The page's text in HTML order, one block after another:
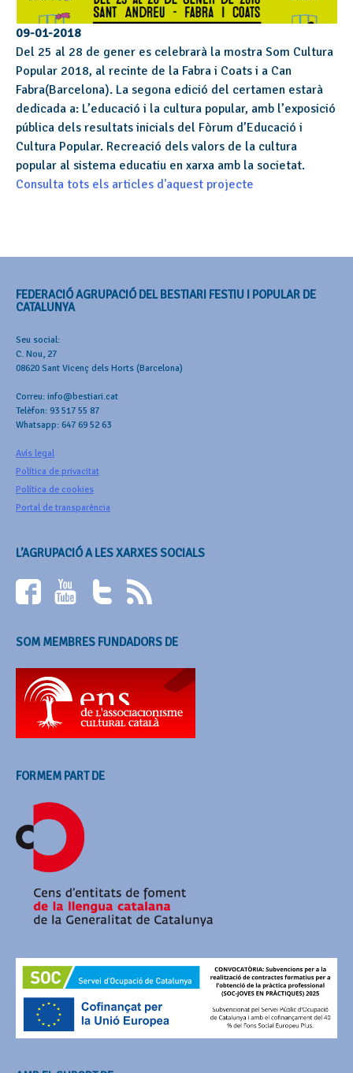
09-01-2018
Del 25 al 28 de gener es celebrarà la mostra Som Cultura
Popular 2018, al recinte de la Fabra i Coats i a Can
Fabra(Barcelona). La segona edició del certamen estarà
dedicada a: L’educació i la cultura popular, amb l’exposició
pública dels resultats inicials del Fòrum d’Educació i
Cultura Popular. Recreació dels valors de la cultura
popular al sistema educatiu en xarxa amb la societat.
Consulta tots els articles d'aquest projecte
FEDERACIÓ AGRUPACIÓ DEL BESTIARI FESTIU I POPULAR DE
CATALUNYA
Seu social:
C. Nou, 27
08620 Sant Vicenç dels Horts (Barcelona)
Correu: info@bestiari.cat
Telèfon: 93 517 55 87
Whatsapp: 647 69 52 63
Avís legal
Política de privacitat
Política de cookies
Portal de transparència
L’AGRUPACIÓ A LES XARXES SOCIALS
SOM MEMBRES FUNDADORS DE
FORMEM PART DE